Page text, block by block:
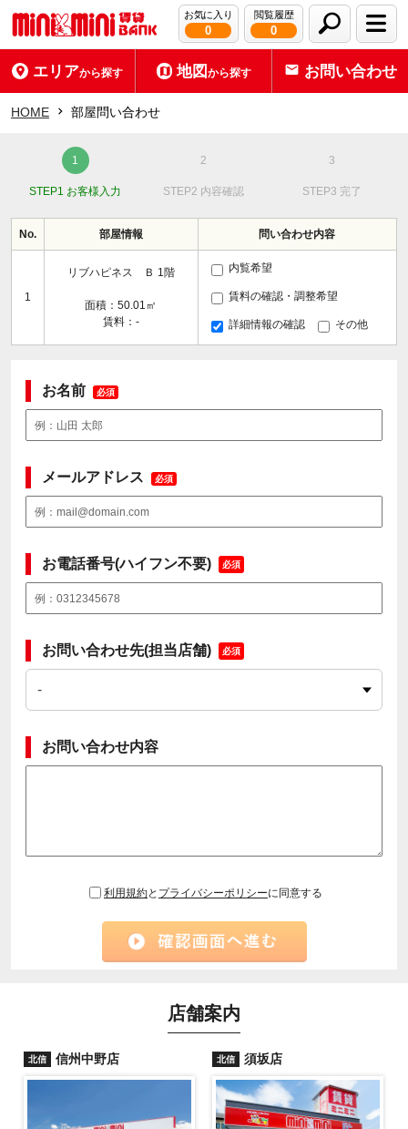
お気に入り
0
閲覧履歴
0
エリアから探す 地図から探す お問い合わせ
HOME 部屋問い合わせ
STEP1 お客様入力 STEP2 内容確認 STEP3 完了
No. 部屋情報 問い合わせ内容
1
リブハピネス Ｂ 1階
面積：50.01㎡
賃料：-
内覧希望
賃料の確認・調整希望
詳細情報の確認 その他
お名前 必須
メールアドレス 必須
お電話番号(ハイフン不要) 必須
お問い合わせ先(担当店舗) 必須
お問い合わせ内容
利用規約と プライバシーポリシーに同意する
店舗案内
北信 信州中野店 北信 須坂店